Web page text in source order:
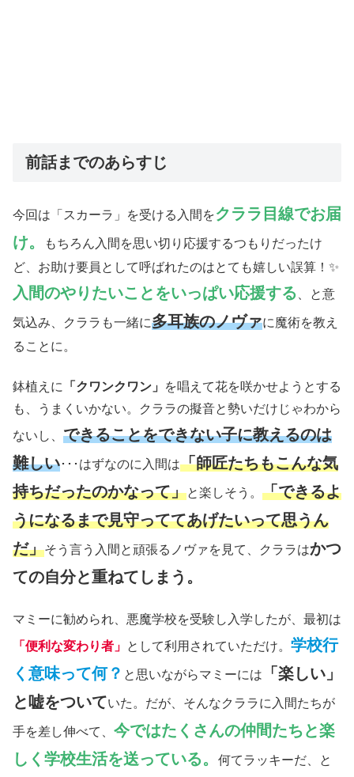
前話までのあらすじ
今回は「スカーラ」を受ける入間をクララ目線でお届
け。
もちろん入間を思い切り応援するつもりだったけ
ど、お助け要員として呼ばれたのはとても嬉しい誤算！✨
入間のやりたいことをいっぱい応援する 、と意
気込み、クララも一緒に多耳族のノヴァに魔術を教え
ることに。
鉢植えに 「クワンクワン」
を唱えて花を咲かせようとする
も、うまくいかない。クララの擬音と勢いだけじゃわから
ないし、 できることをできない子に教えるのは
難しい･･･はずなのに入間は「師匠たちもこんな気
持ちだったのかなって」と楽しそう。 「できるよ
うになるまで見守っててあげたいって思うん
だ」そう言う入間と頑張るノヴァを見て、クララはかつ
ての自分と重ねてしまう。
マミーに勧められ、悪魔学校を受験し入学したが、最初は
「便利な変わり者」 として利用されていただけ。 学校行
く意味って何？ と思いながらマミーには
「楽しい」
と嘘をついていた。だが、そんなクララに入間たちが
手を差し伸べて、 今ではたくさんの仲間たちと楽
しく学校生活を送っている。
何てラッキーだ、と